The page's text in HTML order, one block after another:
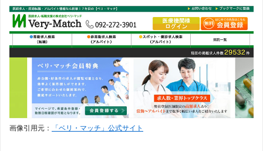
画像引用元： 「ベリ・マッチ」公式サイト